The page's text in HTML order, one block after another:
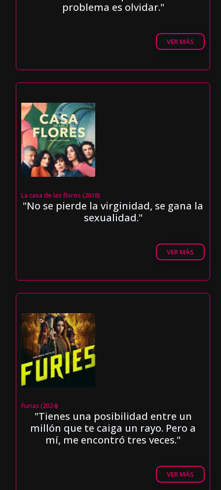
problema es olvidar."
VER MÁS
La casa de las flores (2018)
"No se pierde la virginidad, se gana la
sexualidad."
VER MÁS
Furias (2024)
"Tienes una posibilidad entre un
millón que te caiga un rayo. Pero a
mí, me encontró tres veces."
VER MÁS